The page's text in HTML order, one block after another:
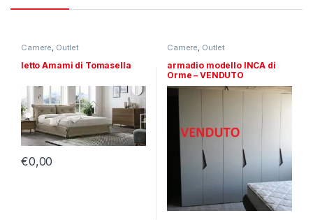
Camere, Outlet
letto Amami di Tomasella
€0,00
Camere, Outlet
armadio modello INCA di
Orme – VENDUTO